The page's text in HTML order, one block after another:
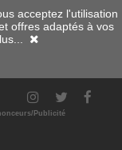
Publicité
acceptez l'utilisation
offres adaptés à vos